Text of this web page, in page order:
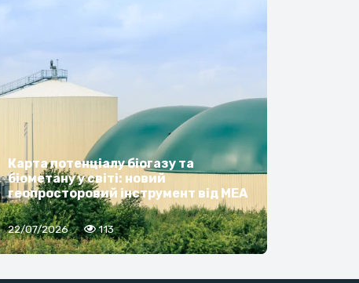
Карта потенціалу біогазу та
біометану у світі: новий
геопросторовий інструмент від МЕА
22/07/2026 113